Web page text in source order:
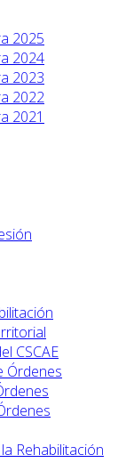
2025
2024
2023
2022
2021
CSCAE
Órdenes
Rehabilitación